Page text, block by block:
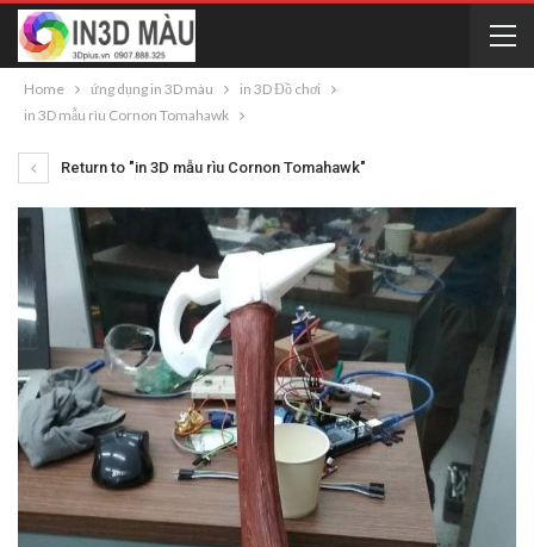
Home ứng dụng in 3D màu
in 3D Đồ chơi
in 3D mẫu rìu Cornon Tomahawk
Return to "in 3D mẫu rìu Cornon Tomahawk"